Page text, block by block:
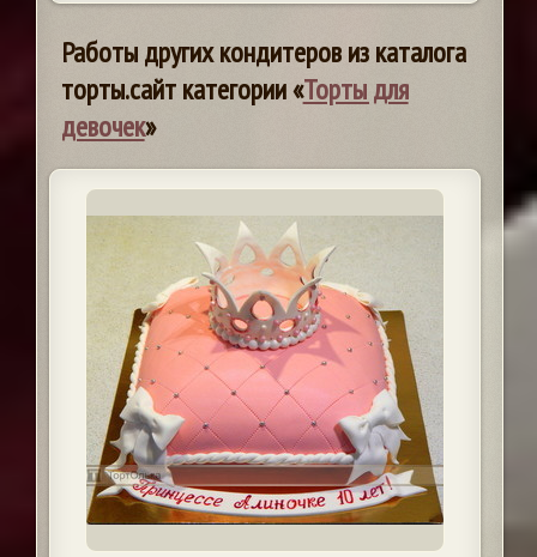
Работы других кондитеров из каталога
торты.сайт категории «Торты для
девочек»